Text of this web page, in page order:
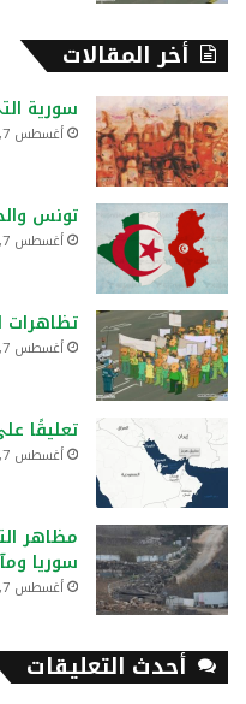
أخر المقالات
سورية
أغسطس 7, 2026
تونس
أغسطس 7, 2026
تظاهرات
أغسطس 7, 2026
تعليقًا
أغسطس 7, 2026
مظاهر
سوريا
أغسطس 7, 2026
أحدث التعليقات